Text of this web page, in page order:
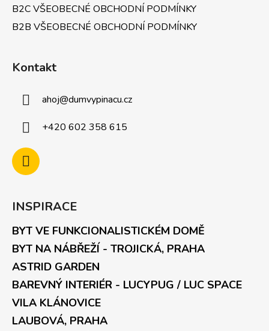
B2C VŠEOBECNÉ OBCHODNÍ PODMÍNKY
B2B VŠEOBECNÉ OBCHODNÍ PODMÍNKY
Kontakt
ahoj@dumvypinacu.cz
+420 602 358 615
INSPIRACE
BYT VE FUNKCIONALISTICKÉM DOMĚ
BYT NA NÁBŘEŽÍ - TROJICKÁ, PRAHA
ASTRID GARDEN
BAREVNÝ INTERIÉR - LUCYPUG / LUC SPACE
VILA KLÁNOVICE
LAUBOVÁ, PRAHA